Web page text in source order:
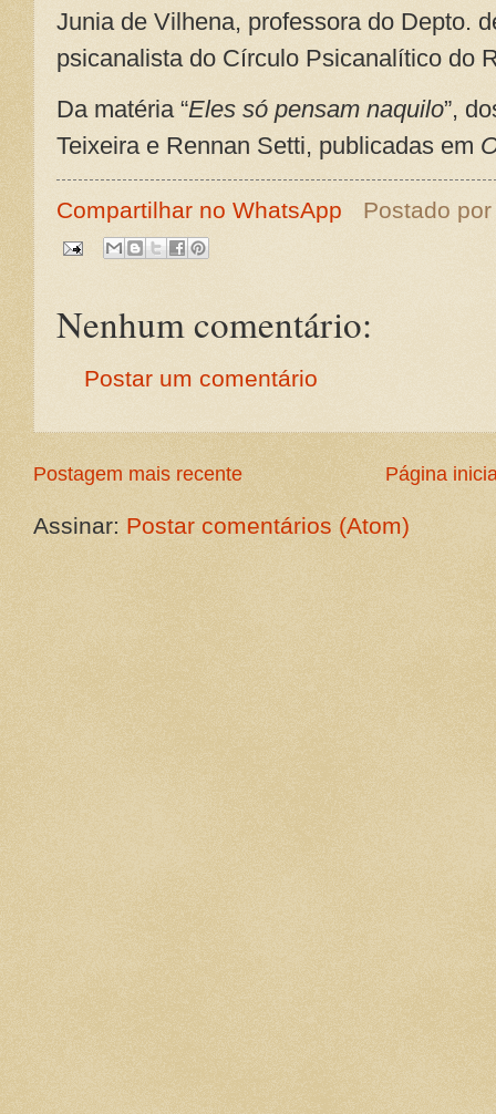
Junia de Vilhena, professora do Depto.
psicanalista do Círculo Psicanalítico do
Da matéria “Eles só pensam naquilo”,
Teixeira e Rennan Setti, publicadas em
Compartilhar no WhatsApp Postado
Nenhum comentário:
Postar um comentário
Postagem mais recente Página
Assinar: Postar comentários (Atom)